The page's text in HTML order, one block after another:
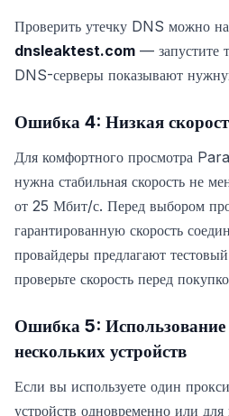
Проверить утечку DNS можно на
dnsleaktest.com — запустите
DNS-серверы показывают
Ошибка 4: Низкая
Для комфортного просмотра
нужна стабильная скорость не
от 25 Мбит/с. Перед выбором
гарантированную скорость
провайдеры предлагают
проверьте скорость перед
Ошибка 5: Использование
нескольких устройств
Если вы используете один
устройств одновременно или для